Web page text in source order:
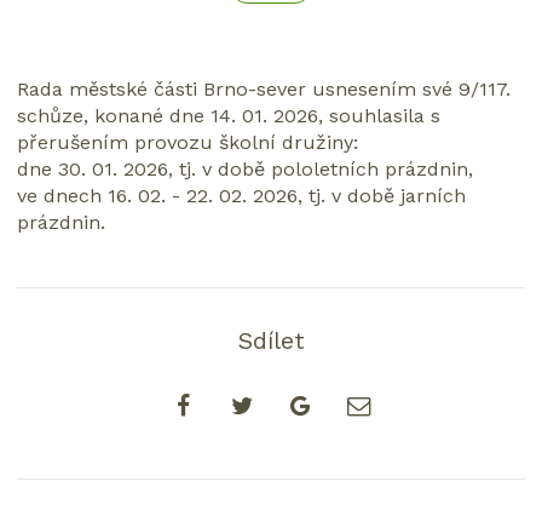
Rada městské části Brno-sever usnesením své 9/117.
schůze, konané dne 14. 01. 2026, souhlasila s
přerušením provozu školní družiny:
dne 30. 01. 2026, tj. v době pololetních prázdnin,
ve dnech 16. 02. - 22. 02. 2026, tj. v době jarních
prázdnin.
Sdílet